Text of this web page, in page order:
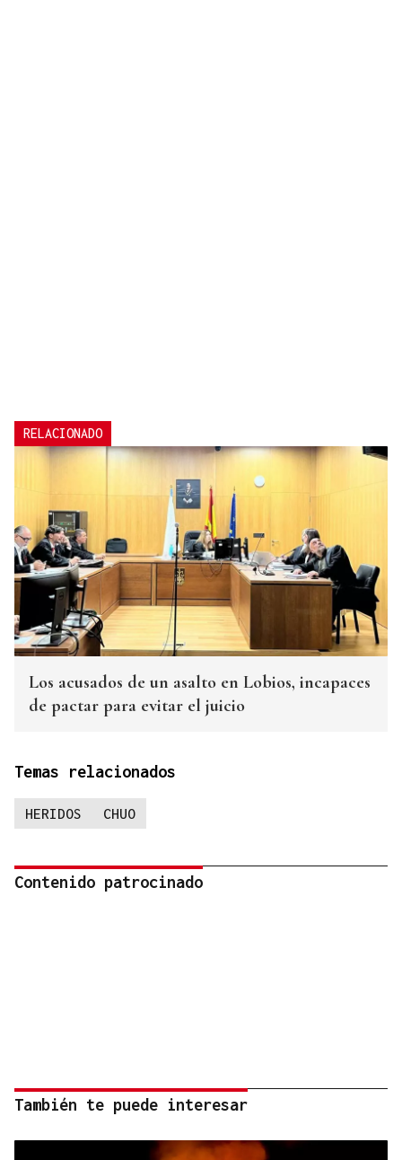
RELACIONADO
Los acusados de un asalto en Lobios, incapaces
de pactar para evitar el juicio
Temas relacionados
HERIDOS CHUO
Contenido patrocinado
También te puede interesar